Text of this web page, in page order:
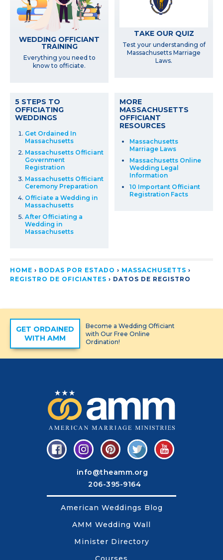
WEDDING OFFICIANT
TRAINING
Everything you need to
know to officiate.
TAKE OUR QUIZ
Test your understanding of
Massachusetts Marriage
Laws.
5 STEPS TO
OFFICIATING
WEDDINGS
Get Ordained In
Massachusetts
Massachusetts Officiant
Government
Registration
Massachusetts Officiant
Ceremony Preparation
Officiate a Wedding in
Massachusetts
After Officiating a
Wedding in
Massachusetts
MORE
MASSACHUSETTS
OFFICIANT
RESOURCES
Massachusetts
Marriage Laws
Massachusetts Online
Wedding Legal
Information
10 Important Officiant
Registration Facts
HOME › BODAS POR ESTADO › MASSACHUSETTS ›
REGISTRO DE OFICIANTES › DATOS DE REGISTRO
GET ORDAINED
WITH AMM
Become a Wedding Officiant
with Our Free Online
Ordination!
info@theamm.org
206-395-9164
American Weddings Blog
AMM Wedding Wall
Minister Directory